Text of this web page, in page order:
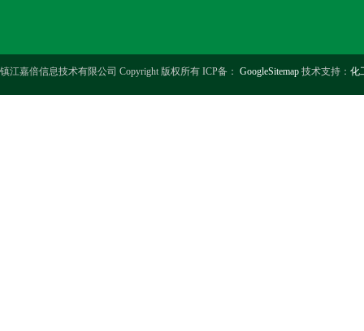
镇江嘉倍信息技术有限公司 Copyright 版权所有 ICP备： GoogleSitemap 技术支持： 化